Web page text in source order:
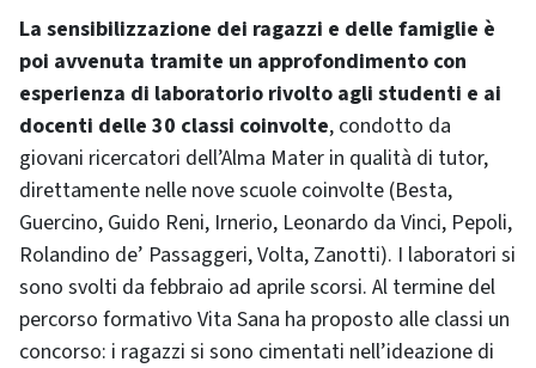
La sensibilizzazione dei ragazzi e delle famiglie è
poi avvenuta tramite un approfondimento con
esperienza di laboratorio rivolto agli studenti e ai
docenti delle 30 classi coinvolte, condotto da
giovani ricercatori dell’Alma Mater in qualità di tutor,
direttamente nelle nove scuole coinvolte (Besta,
Guercino, Guido Reni, Irnerio, Leonardo da Vinci, Pepoli,
Rolandino de’ Passaggeri, Volta, Zanotti). I laboratori si
sono svolti da febbraio ad aprile scorsi. Al termine del
percorso formativo Vita Sana ha proposto alle classi un
concorso: i ragazzi si sono cimentati nell’ideazione di